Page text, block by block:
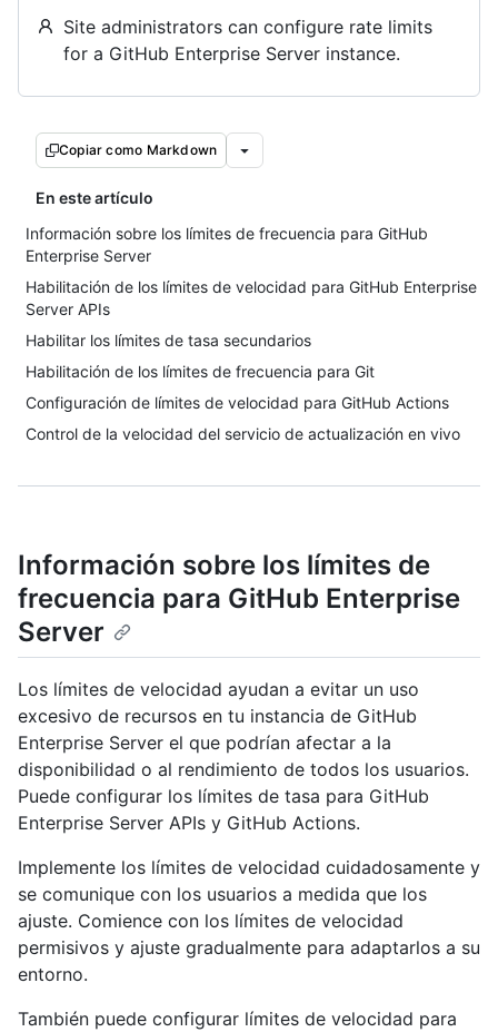
Site administrators can configure rate limits
for a GitHub Enterprise Server instance.
Copiar como Markdown
En este artículo
Información sobre los límites de frecuencia para GitHub
Enterprise Server
Habilitación de los límites de velocidad para GitHub Enterprise
Server APIs
Habilitar los límites de tasa secundarios
Habilitación de los límites de frecuencia para Git
Configuración de límites de velocidad para GitHub Actions
Control de la velocidad del servicio de actualización en vivo
Información sobre los límites de
frecuencia para GitHub Enterprise
Server
Los límites de velocidad ayudan a evitar un uso
excesivo de recursos en tu instancia de GitHub
Enterprise Server el que podrían afectar a la
disponibilidad o al rendimiento de todos los usuarios.
Puede configurar los límites de tasa para GitHub
Enterprise Server APIs y GitHub Actions.
Implemente los límites de velocidad cuidadosamente y
se comunique con los usuarios a medida que los
ajuste. Comience con los límites de velocidad
permisivos y ajuste gradualmente para adaptarlos a su
entorno.
También puede configurar límites de velocidad para